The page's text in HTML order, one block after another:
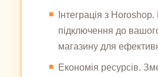
Інтеграція з
підключення до
магазину для
Економія ресурсів.